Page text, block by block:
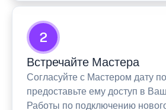
2
Встречайте Мастера
Согласуйте с Мастером дату
предоставьте ему доступ в
Работы по подключению